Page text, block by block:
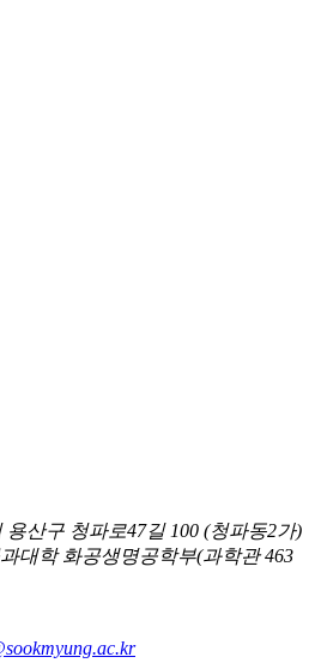
용산구 청파로47길 100 (청파동2가)
대학 화공생명공학부(과학관 463